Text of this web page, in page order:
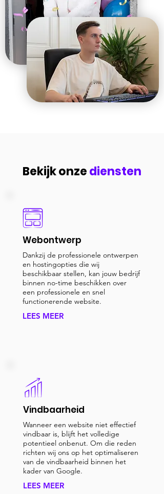
Bekijk onzediensten
Webontwerp
Dankzij de professionele ontwerpen
en hostingopties die wij
beschikbaar stellen, kan jouw bedrijf
binnen no-time beschikken over
een professionele en snel
functionerende website.
LEES MEER
Vindbaarheid
Wanneer een website niet effectief
vindbaar is, blijft het volledige
potentieel onbenut. Om die reden
richten wij ons op het optimaliseren
van de vindbaarheid binnen het
kader van Google.
LEES MEER